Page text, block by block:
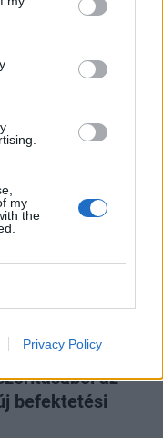
my
the
Privacy Policy
az
befektetési